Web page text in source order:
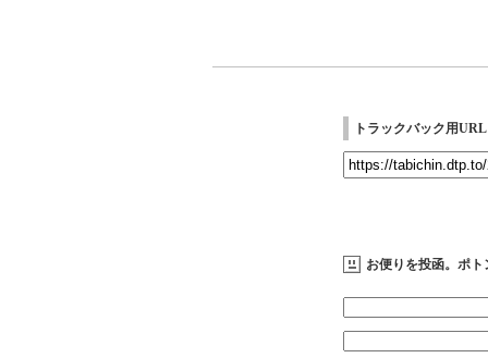
トラックバック用URL
お便りを投函。ポト